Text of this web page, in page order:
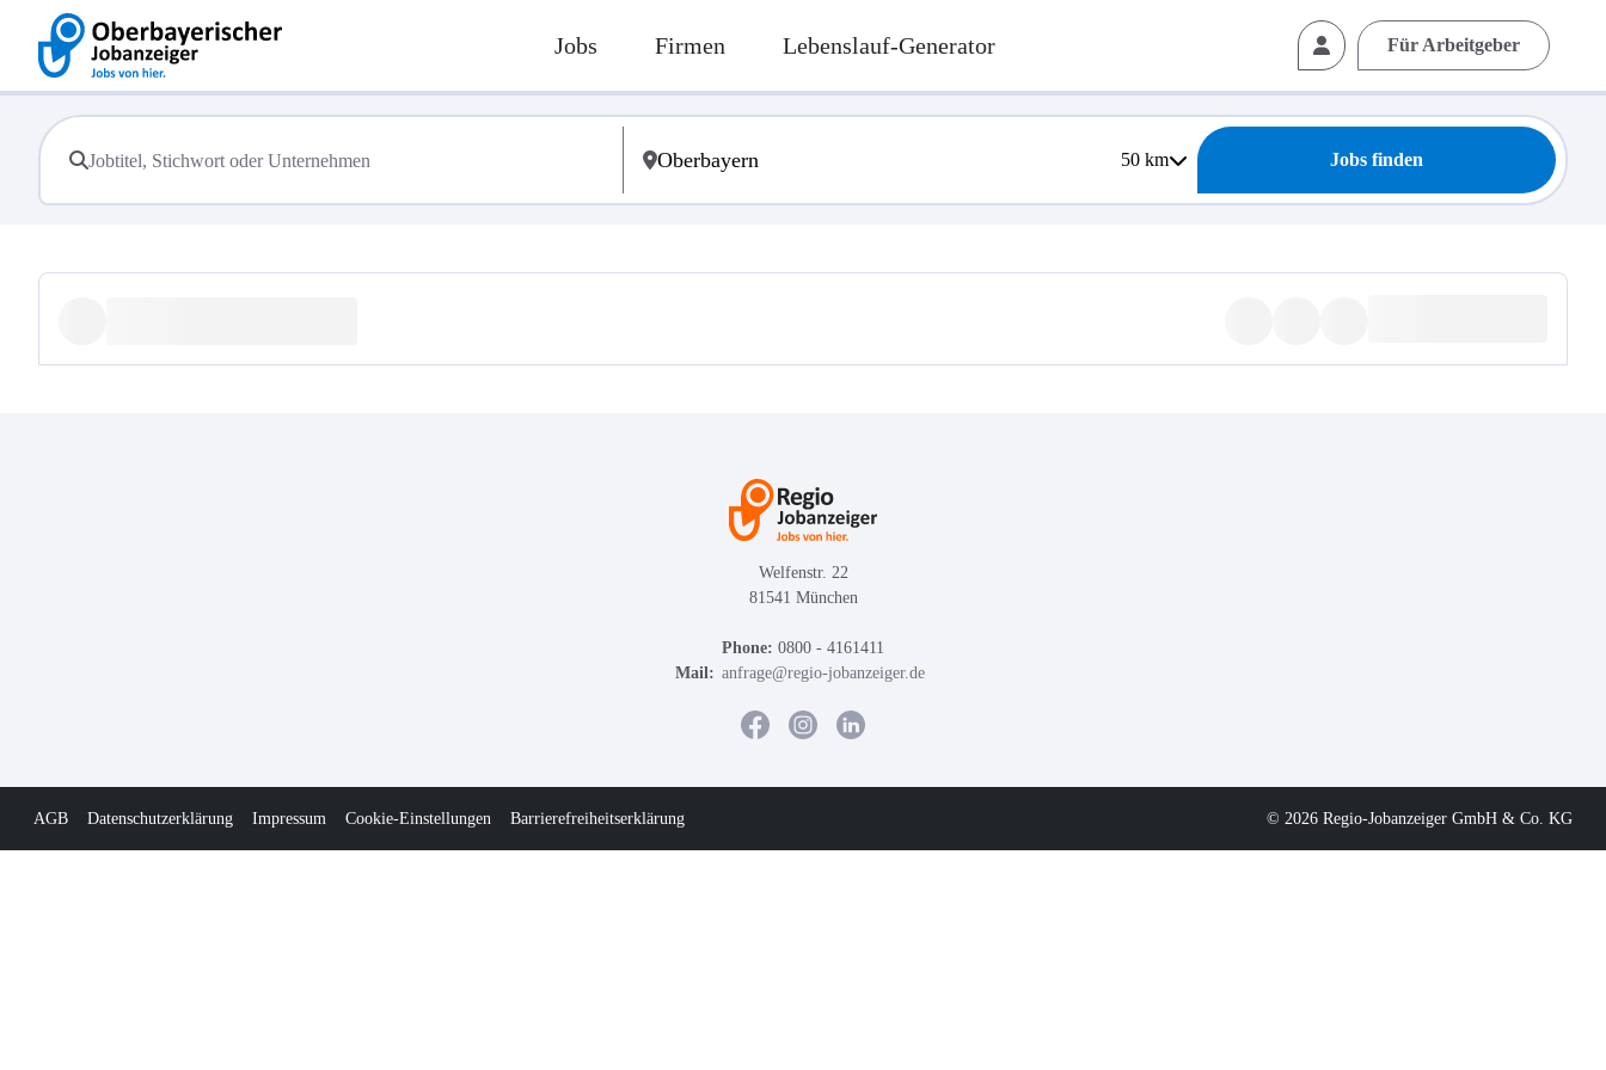
Jobs Firmen Lebenslauf-Generator Für Arbeitgeber
50km Jobs finden
Welfenstr. 22
81541 München
Phone: 0800 - 4161411
Mail: anfrage@regio-jobanzeiger.de
AGB Datenschutzerklärung Impressum Cookie-Einstellungen Barrierefreiheitserklärung © 2026 Regio-Jobanzeiger GmbH & Co. KG